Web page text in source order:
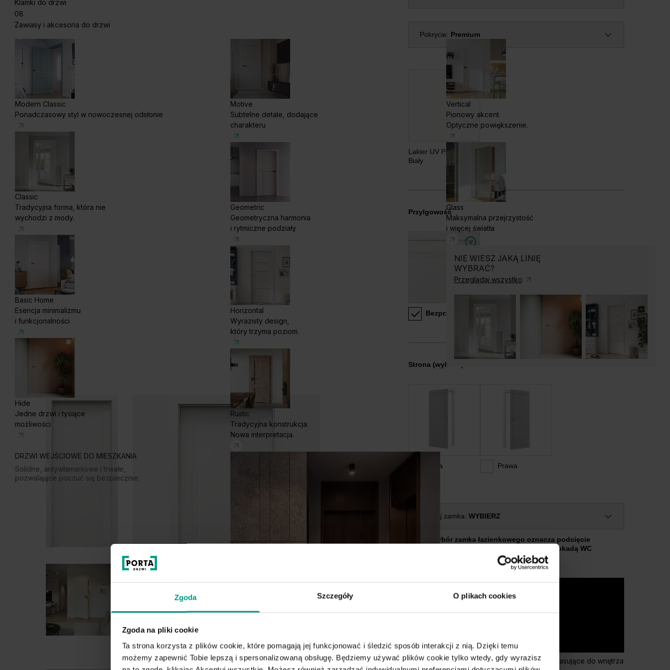
Zgoda Szczegóły O plikach cookies
Zgoda na pliki cookie
Ta strona korzysta z plików cookie, które pomagają jej funkcjonować i śledzić sposób interakcji z nią. Dzięki temu
możemy zapewnić Tobie lepszą i spersonalizowaną obsługę. Będziemy używać plików cookie tylko wtedy, gdy wyrazisz
Klamki do drzwi
08
Zawiasy i akcesoria do drzwi
Modern Classic
Ponadczasowy styl w nowoczesnej odsłonie
Classic
Tradycyjna forma, która nie
wychodzi z mody.
Basic Home
Esencja minimalizmu
i funkcjonalności
Hide
Jedne drzwi i tysiące
możliwości
Motive
Subtelne detale, dodające
charakteru
Geometric
Geometryczna harmonia
i rytmiczne podziały
Horizontal
Wyrazisty design,
który trzyma poziom.
Rustic
Tradycyjna konstrukcja.
Nowa interpretacja.
Vertical
Pionowy akcent.
Optyczne powiększenie.
Glass
Maksymalna przejrzystość
i więcej światła
NIE WIESZ JAKĄ LINIĘ
WYBRAĆ?
Przeglądaj wszystko
DRZWI WEJŚCIOWE DO MIESZKANIA
Solidne, antywłamaniowe i trwałe,
pozwalające poczuć się bezpiecznie.
Najchętniej wybierane modele
EXTREME RC3
Drzwi wejściowe do mieszkania, pasujące do wnętrza
Pokrycie: Premium
Lakier UV Premium -
Biały
Przylgowość
Bezprzylgowe
Strona (wybierz)
Lewa Prawa
Rodzaj zamka: WYBIERZ
Wybór zamka łazienkowego oznacza podcięcie
wentylacyjne w skrzydle i klamkę z blokadą WC